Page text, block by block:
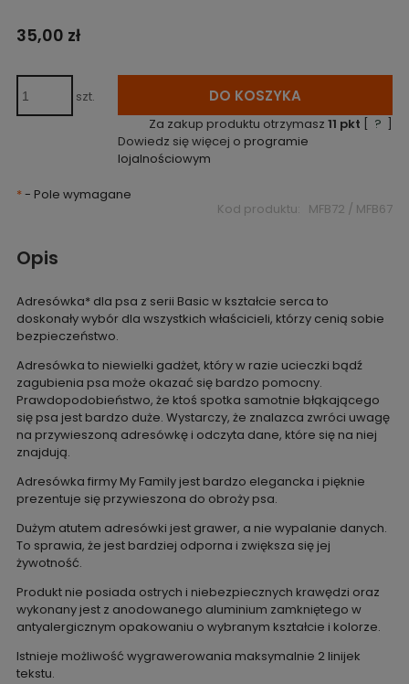
35,00 zł
szt. DO KOSZYKA
Za zakup produktu otrzymasz11 pkt [ ? ]
Dowiedz się więcej o programie
lojalnościowym
*- Pole wymagane
Kod produktu: MFB72 / MFB67
Opis
Adresówka* dla psa z serii Basic w kształcie serca to
doskonały wybór dla wszystkich właścicieli, którzy cenią sobie
bezpieczeństwo.
Adresówka to niewielki gadżet, który w razie ucieczki bądź
zagubienia psa może okazać się bardzo pomocny.
Prawdopodobieństwo, że ktoś spotka samotnie błąkającego
się psa jest bardzo duże. Wystarczy, że znalazca zwróci uwagę
na przywieszoną adresówkę i odczyta dane, które się na niej
znajdują.
Adresówka firmy My Family jest bardzo elegancka i pięknie
prezentuje się przywieszona do obroży psa.
Dużym atutem adresówki jest grawer, a nie wypalanie danych.
To sprawia, że jest bardziej odporna i zwiększa się jej
żywotność.
Produkt nie posiada ostrych i niebezpiecznych krawędzi oraz
wykonany jest z anodowanego aluminium zamkniętego w
antyalergicznym opakowaniu o wybranym kształcie i kolorze.
Istnieje możliwość wygrawerowania maksymalnie 2 linijek
tekstu.